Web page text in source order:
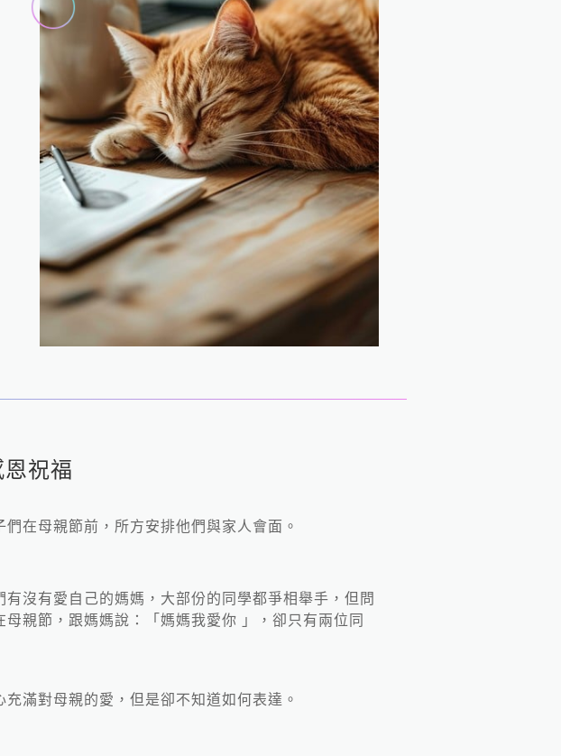
祝福
們在母親節前，所方安排他們與家人會面。
有沒有愛自己的媽媽，大部份的同學都爭相舉手，但問
母親節，跟媽媽說：「媽媽我愛你 」，卻只有兩位同
充滿對母親的愛，但是卻不知道如何表達。